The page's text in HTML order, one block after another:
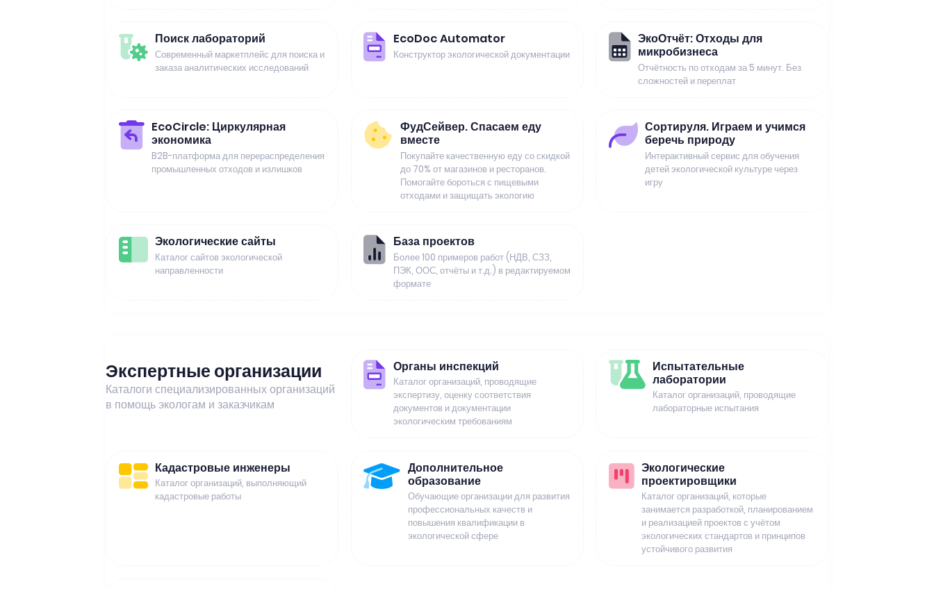
Поиск лабораторий
Современный маркетплейс для поиска и
заказа аналитических исследований
EcoDoc Automator
Конструктор экологической документации
ЭкоОтчёт: Отходы для
микробизнеса
Отчётность по отходам за 5 минут. Без
сложностей и переплат
EcoCircle: Циркулярная
экономика
B2B-платформа для перераспределения
промышленных отходов и излишков
ФудСейвер. Спасаем еду
вместе
Покупайте качественную еду со скидкой
до 70% от магазинов и ресторанов.
Помогайте бороться с пищевыми
отходами и защищать экологию
Сортируля. Играем и учимся
беречь природу
Интерактивный сервис для обучения
детей экологической культуре через
игру
Экологические сайты
Каталог сайтов экологической
направленности
База проектов
Более 100 примеров работ (НДВ, СЗЗ,
ПЭК, ООС, отчёты и т.д.) в редактируемом
формате
Экспертные организации
Каталоги специализированных организаций
в помощь экологам и заказчикам
Органы инспекций
Каталог организаций, проводящие
экспертизу, оценку соответствия
документов и документации
экологическим требованиям
Испытательные
лаборатории
Каталог организаций, проводящие
лабораторные испытания
Кадастровые инженеры
Каталог организаций, выполняющий
кадастровые работы
Дополнительное
образование
Обучающие организации для развития
профессиональных качеств и
повышения квалификации в
экологической сфере
Экологические
проектировщики
Каталог организаций, которые
занимается разработкой, планированием
и реализацией проектов с учётом
экологических стандартов и принципов
устойчивого развития